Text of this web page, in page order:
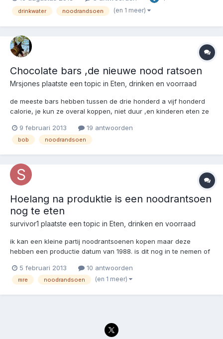
maakt, evenals vele andere goede en hoogwaardige
drinkwater noodrandsoen (en 1 meer)
Chocolate bars ,de nieuwe nood ratsoen
Mrsjones plaatste een topic in Eten, drinken en voorraad
de meeste bars hebben tussen de drie honderd a vijf honderd
calorie, je kun ze overal koppen, niet duur ,en kinderen eten ze
mars.als snel op te eten en makkelijk mee te nemen scoren ze
hoog.
9 februari 2013 19 antwoorden
bob noodrandsoen
Hoelang na produktie is een noodrantsoen
nog te eten
survivor1 plaatste een topic in Eten, drinken en voorraad
ik kan een kleine partij noodrantsoenen kopen maar deze
hebben een productie datum van 1988. is dit nog in te nemen of
datum vinden ik heb geprobeert om hier in de forums wat meer
duidelijkheid te vinden maar kan niks...
5 februari 2013 10 antwoorden
mre noodrandsoen (en 1 meer)